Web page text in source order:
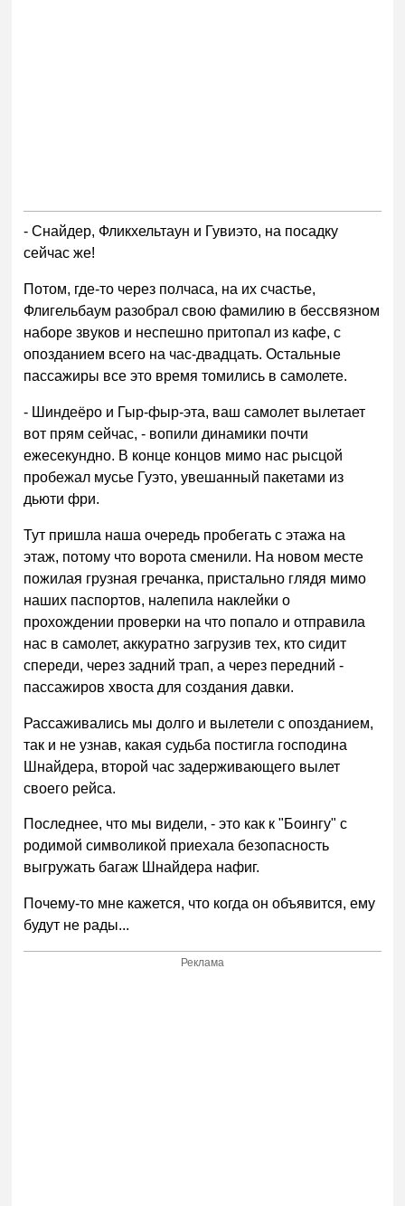
- Снайдер, Фликхельтаун и Гувиэто, на посадку
сейчас же!
Потом, где-то через полчаса, на их счастье,
Флигельбаум разобрал свою фамилию в бессвязном
наборе звуков и неспешно притопал из кафе, с
опозданием всего на час-двадцать. Остальные
пассажиры все это время томились в самолете.
- Шиндеёро и Гыр-фыр-эта, ваш самолет вылетает
вот прям сейчас, - вопили динамики почти
ежесекундно. В конце концов мимо нас рысцой
пробежал мусье Гуэто, увешанный пакетами из
дьюти фри.
Тут пришла наша очередь пробегать с этажа на
этаж, потому что ворота сменили. На новом месте
пожилая грузная гречанка, пристально глядя мимо
наших паспортов, налепила наклейки о
прохождении проверки на что попало и отправила
нас в самолет, аккуратно загрузив тех, кто сидит
спереди, через задний трап, а через передний -
пассажиров хвоста для создания давки.
Рассаживались мы долго и вылетели с опозданием,
так и не узнав, какая судьба постигла господина
Шнайдера, второй час задерживающего вылет
своего рейса.
Последнее, что мы видели, - это как к "Боингу" с
родимой символикой приехала безопасность
выгружать багаж Шнайдера нафиг.
Почему-то мне кажется, что когда он объявится, ему
будут не рады...
Реклама